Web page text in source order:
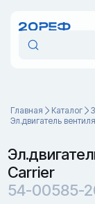
Главная Каталог
Эл.двигатель
Carrier
54-00585-